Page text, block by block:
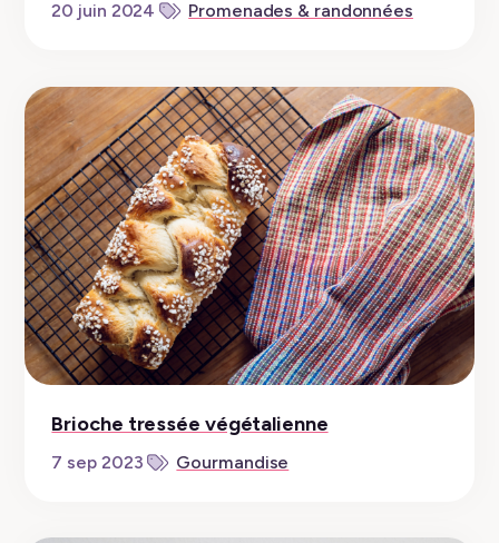
20 juin 2024 Promenades & randonnées
Brioche tressée végétalienne
7 sep 2023 Gourmandise